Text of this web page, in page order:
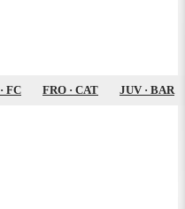
· FC FRO · CAT JUV· BAR